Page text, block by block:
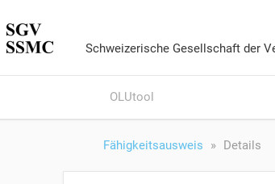
Schweizerische Gesellschaft der
OLUtool
Fähigkeitsausweis Details